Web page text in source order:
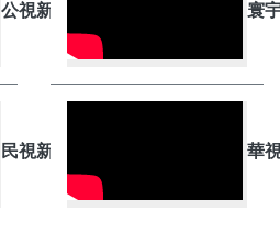
公視新聞 PTS 直播 寰
民視新聞 FTV 直播 華